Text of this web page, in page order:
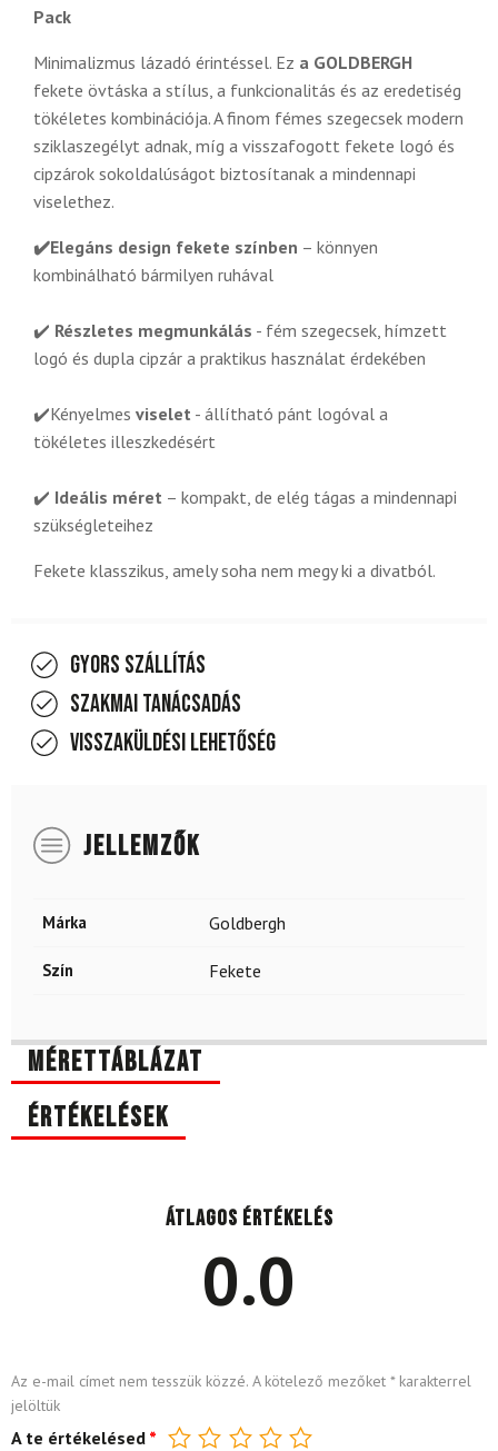
Pack
Minimalizmus lázadó érintéssel. Ez a GOLDBERGH
fekete övtáska a stílus, a funkcionalitás és az eredetiség
tökéletes kombinációja. A finom fémes szegecsek modern
sziklaszegélyt adnak, míg a visszafogott fekete logó és
cipzárok sokoldalúságot biztosítanak a mindennapi
viselethez.
✔️Elegáns design fekete színben – könnyen
kombinálható bármilyen ruhával
✔️ Részletes megmunkálás - fém szegecsek, hímzett
logó és dupla cipzár a praktikus használat érdekében
✔️Kényelmes viselet - állítható pánt logóval a
tökéletes illeszkedésért
✔️ Ideális méret – kompakt, de elég tágas a mindennapi
szükségleteihez
Fekete klasszikus, amely soha nem megy ki a divatból.
Gyors szállítás
Szakmai tanácsadás
Visszaküldési lehetőség
JELLEMZŐK
Márka Goldbergh
Szín Fekete
Mérettáblázat
Értékelések
Átlagos értékelés
0.0
Az e-mail címet nem tesszük közzé. A kötelező mezőket *karakterrel
jelöltük
A te értékelésed *